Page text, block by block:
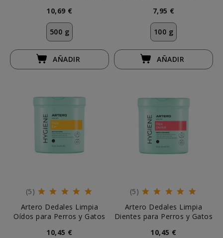
10,69 €
500 g
AÑADIR
7,95 €
100 g
AÑADIR
(5)
Artero Dedales Limpia
Oídos para Perros y Gatos
10,45 €
(5)
Artero Dedales Limpia
Dientes para Perros y Gatos
10,45 €